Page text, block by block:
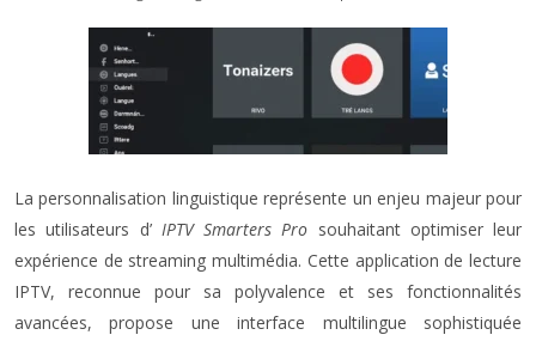
La personnalisation linguistique représente un enjeu majeur pour
les utilisateurs d’ IPTV Smarters Pro souhaitant optimiser leur
expérience de streaming multimédia. Cette application de lecture
IPTV, reconnue pour sa polyvalence et ses fonctionnalités
avancées, propose une interface multilingue sophistiquée